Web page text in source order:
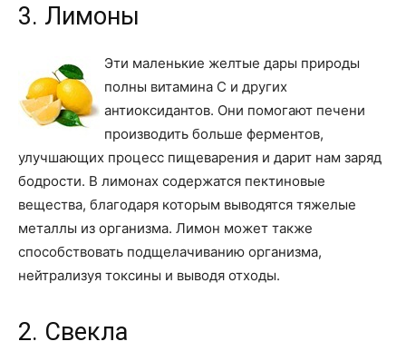
3. Лимоны
Эти маленькие желтые дары природы
полны витамина С и других
антиоксидантов. Они помогают печени
производить больше ферментов,
улучшающих процесс пищеварения и дарит нам заряд
бодрости. В лимонах содержатся пектиновые
вещества, благодаря которым выводятся тяжелые
металлы из организма. Лимон может также
способствовать подщелачиванию организма,
нейтрализуя токсины и выводя отходы.
2. Свекла